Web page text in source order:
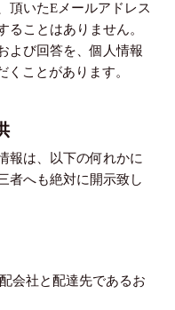
頂いたEメールアドレス
ることはありません。
よび回答を、個人情報
くことがあります。
報は、以下の何れかに
者へも絶対に開示致し
会社と配達先であるお